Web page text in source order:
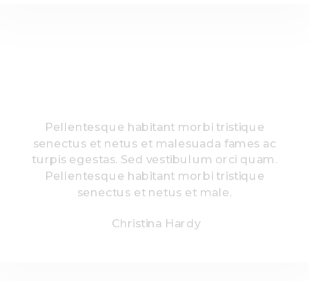
Pellentesque habitant morbi tristique
senectus et netus et malesuada fames ac
turpis egestas. Sed vestibulum orci quam.
Pellentesque habitant morbi tristique
senectus et netus et male.
Christina Hardy